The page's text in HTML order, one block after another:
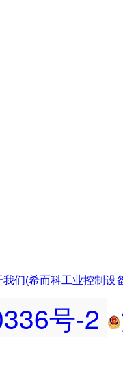
我们(希而科工业控制设
号-2